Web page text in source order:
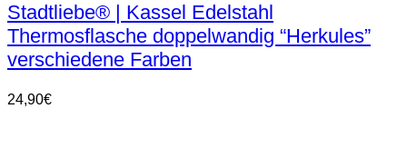
Stadtliebe® | Kassel Edelstahl
Thermosflasche doppelwandig “Herkules”
verschiedene Farben
24,90€